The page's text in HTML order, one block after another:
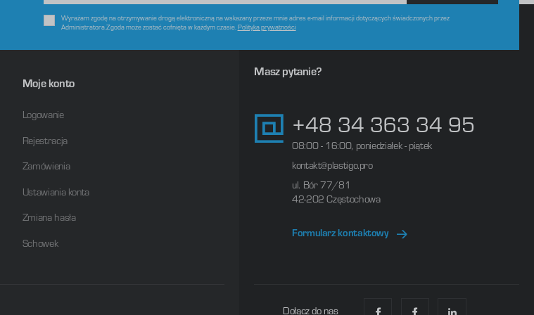
Wyrażam zgodę na otrzymywanie drogą elektroniczną na wskazany przeze mnie adres e-mail informacji dotyczących świadczonych przez
Administratora.Zgoda może zostać cofnięta w każdym czasie. Polityka prywatności
Moje konto
Logowanie
Rejestracja
Zamówienia
Ustawiania konta
Zmiana hasła
Schowek
Masz pytanie?
+48 34 363 34 95
08:00 - 16:00, poniedziałek - piątek
kontakt@plastigo.pro
ul. Bór 77/81
42-202 Częstochowa
Formularz kontaktowy
Dołącz do nas